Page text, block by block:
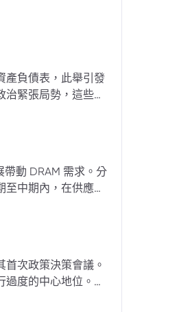
產負債表，此舉引發
緊張局勢，這些因
點將放在維持較高
動 DRAM 需求。分
中期內，在供應受
次政策決策會議。
度的中心地位。他
濟基本面的關注。